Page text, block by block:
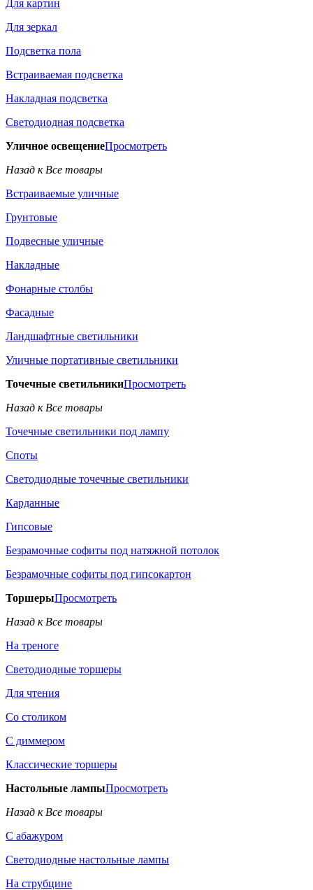
Для картин
Для зеркал
Подсветка пола
Встраиваемая подсветка
Накладная подсветка
Светодиодная подсветка
Уличное освещениеПросмотреть
Назад к Все товары
Встраиваемые уличные
Грунтовые
Подвесные уличные
Накладные
Фонарные столбы
Фасадные
Ландшафтные светильники
Уличные портативные светильники
Точечные светильникиПросмотреть
Назад к Все товары
Точечные светильники под лампу
Споты
Светодиодные точечные светильники
Карданные
Гипсовые
Безрамочные софиты под натяжной потолок
Безрамочные софиты под гипсокартон
ТоршерыПросмотреть
Назад к Все товары
На треноге
Светодиодные торшеры
Для чтения
Со столиком
С диммером
Классические торшеры
Настольные лампыПросмотреть
Назад к Все товары
С абажуром
Светодиодные настольные лампы
На струбцине